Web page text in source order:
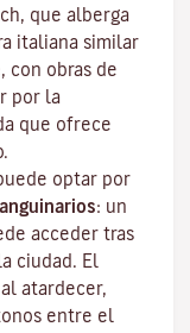
, que alberga
italiana similar
con obras de
por la
que ofrece
optar por
: un
acceder tras
ciudad. El
atardecer,
entre el